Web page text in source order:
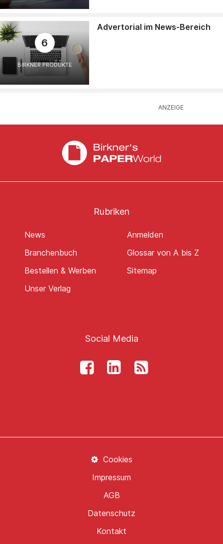
6
BIRKNER PRODUKTE
Advertorial im News-Bereich
Rubriken
News
Branchenbuch
Bestellen & Werben
Unser Verlag
Anmelden
Glossar von A bis Z
Sitemap
Social Media
Kontakt
Datenschutz
AGB
Impressum
Cookies